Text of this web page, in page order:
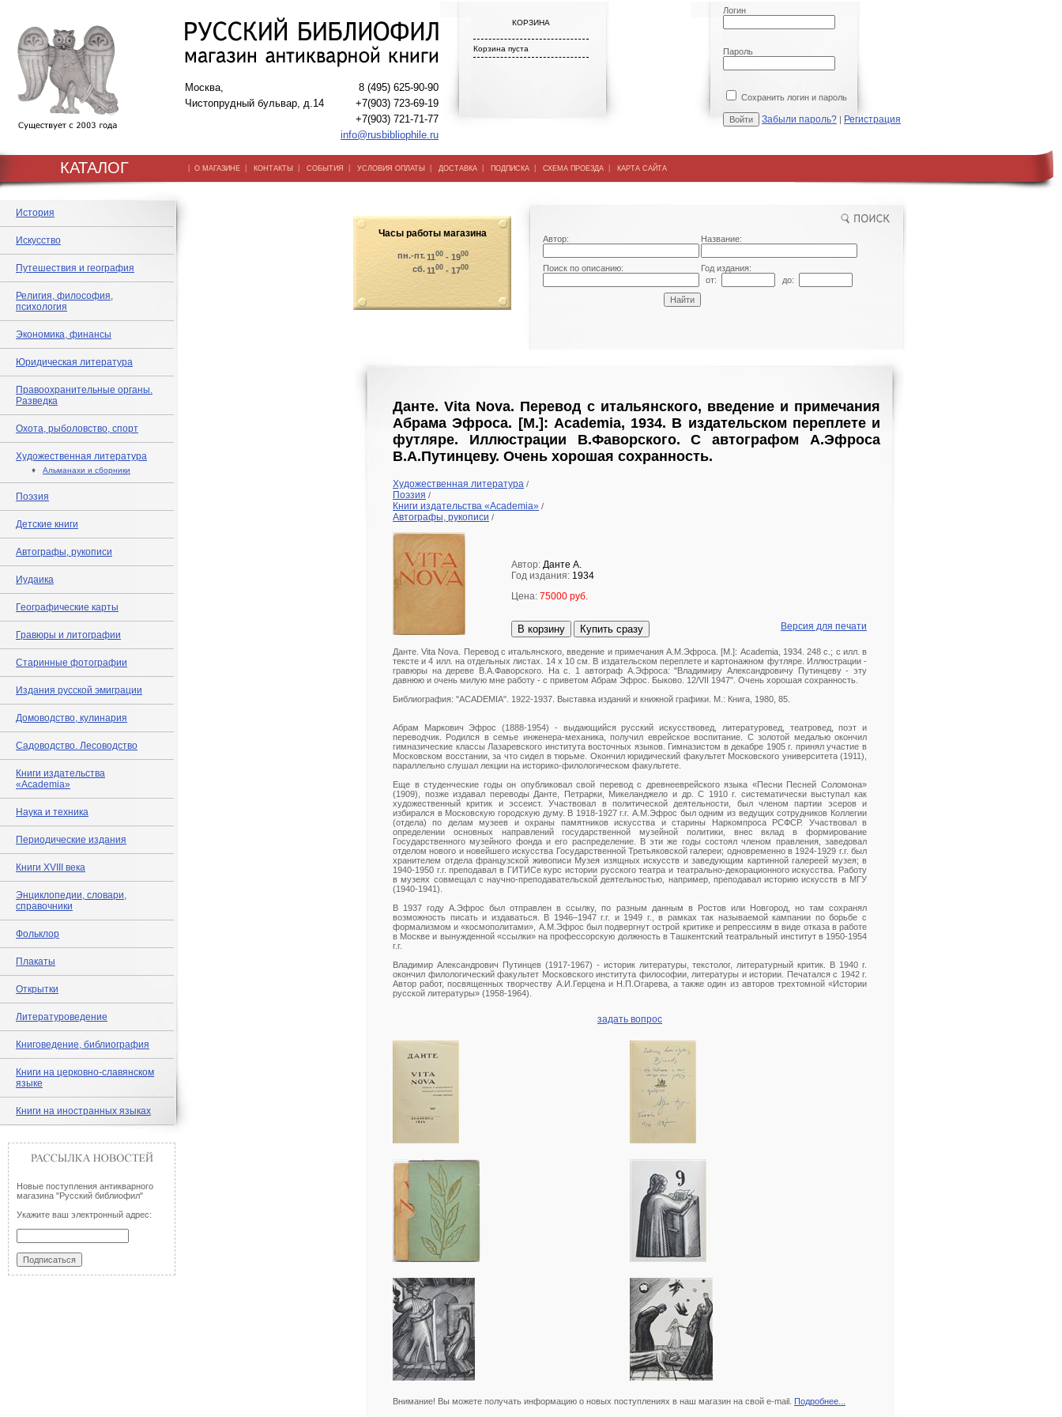
Москва,
Чистопрудный бульвар, д.14
8 (495) 625-90-90
+7(903) 723-69-19
+7(903) 721-71-77
info@rusbibliophile.ru
КОРЗИНА
Корзина пуста
Логин
Пароль
Сохранить логин и пароль
Забыли пароль? | Регистрация
КАТАЛОГ | О МАГАЗИНЕ | КОНТАКТЫ | СОБЫТИЯ | УСЛОВИЯ ОПЛАТЫ | ДОСТАВКА | ПОДПИСКА | СХЕМА ПРОЕЗДА | КАРТА САЙТА
История
Искусство
Путешествия и география
Религия, философия,
психология
Экономика, финансы
Юридическая литература
Правоохранительные органы.
Разведка
Охота, рыболовство, спорт
Художественная литература
♦ Альманахи и сборники
Поэзия
Детские книги
Автографы, рукописи
Иудаика
Географические карты
Гравюры и литографии
Старинные фотографии
Издания русской эмиграции
Домоводство, кулинария
Садоводство. Лесоводство
Книги издательства
«Academia»
Наука и техника
Периодические издания
Книги XVIII века
Энциклопедии, словари,
справочники
Фольклор
Плакаты
Открытки
Литературоведение
Книговедение, библиография
Книги на церковно-славянском
языке
Книги на иностранных языках
Новые поступления антикварного
магазина "Русский библиофил"
Укажите ваш электронный адрес:
Часы работы магазина
пн.-пт.1100 - 1900
сб.1100 - 1700
Автор: Название:
Поиск по описанию:
Год издания:
от:
до:
Данте. Vita Nova. Перевод с итальянского, введение и примечания
Абрама Эфроса. [М.]: Academia, 1934. В издательском переплете и
футляре. Иллюстрации В.Фаворского. С автографом А.Эфроса
В.А.Путинцеву. Очень хорошая сохранность.
Художественная литература /
Поэзия /
Книги издательства «Academia» /
Автографы, рукописи /
Автор: Данте А.
Год издания: 1934
Цена: 75000 руб.
В корзину Купить сразу Версия для печати
Данте. Vita Nova. Перевод с итальянского, введение и примечания А.М.Эфроса. [М.]: Academia, 1934. 248 с.; с илл. в
тексте и 4 илл. на отдельных листах. 14 х 10 см. В издательском переплете и картонажном футляре. Иллюстрации -
гравюры на дереве В.А.Фаворского. На с. 1 автограф А.Эфроса: "Владимиру Александровичу Путинцеву - эту
давнюю и очень милую мне работу - с приветом Абрам Эфрос. Быково. 12/VII 1947". Очень хорошая сохранность.
Библиография: "ACADEMIA". 1922-1937. Выставка изданий и книжной графики. М.: Книга, 1980, 85.
Абрам Маркович Эфрос (1888-1954) - выдающийся русский искусствовед, литературовед, театровед, поэт и
переводчик. Родился в семье инженера-механика, получил еврейское воспитание. С золотой медалью окончил
гимназические классы Лазаревского института восточных языков. Гимназистом в декабре 1905 г. принял участие в
Московском восстании, за что сидел в тюрьме. Окончил юридический факультет Московского университета (1911),
параллельно слушал лекции на историко-филологическом факультете.
Еще в студенческие годы он опубликовал свой перевод с древнееврейского языка «Песни Песней Соломона»
(1909), позже издавал переводы Данте, Петрарки, Микеланджело и др. С 1910 г. систематически выступал как
художественный критик и эссеист. Участвовал в политической деятельности, был членом партии эсеров и
избирался в Московскую городскую думу. В 1918-1927 г.г. А.М.Эфрос был одним из ведущих сотрудников Коллегии
(отдела) по делам музеев и охраны памятников искусства и старины Наркомпроса РСФСР. Участвовал в
определении основных направлений государственной музейной политики, внес вклад в формирование
Государственного музейного фонда и его распределение. В эти же годы состоял членом правления, заведовал
отделом нового и новейшего искусства Государственной Третьяковской галереи; одновременно в 1924-1929 г.г. был
хранителем отдела французской живописи Музея изящных искусств и заведующим картинной галереей музея; в
1940-1950 г.г. преподавал в ГИТИСе курс истории русского театра и театрально-декорационного искусства. Работу
в музеях совмещал с научно-преподавательской деятельностью, например, преподавал историю искусств в МГУ
(1940-1941).
В 1937 году А.Эфрос был отправлен в ссылку, по разным данным в Ростов или Новгород, но там сохранял
возможность писать и издаваться. В 1946–1947 г.г. и 1949 г., в рамках так называемой кампании по борьбе с
формализмом и «космополитами», А.М.Эфрос был подвергнут острой критике и репрессиям в виде отказа в работе
в Москве и вынужденной «ссылки» на профессорскую должность в Ташкентский театральный институт в 1950-1954
г.г.
Владимир Александрович Путинцев (1917-1967) - историк литературы, текстолог, литературный критик. В 1940 г.
окончил филологический факультет Московского института философии, литературы и истории. Печатался с 1942 г.
Автор работ, посвященных творчеству А.И.Герцена и Н.П.Огарева, а также один из авторов трехтомной «Истории
русской литературы» (1958-1964).
задать вопрос
Внимание! Вы можете получать информацию о новых поступлениях в наш магазин на свой e-mail. Подробнее...